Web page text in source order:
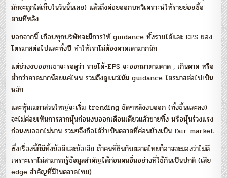
มักจะถูกไล่เก็บในวันนั้นเลย) แล้วถึงค่อยออกบทวิเคราะห์ให้รายย่อยซื้อ
ตามทีหลัง
นอกจากนี้ เกือบทุกบริษัทจะมีการให้ guidance ทั้งรายได้และ EPS ของ
ไตรมาสต่อไปและทั้งปี ทำให้เราไม่ต้องคาดเดามากนัก
แต่ช่วงงบออกเขาจะรอดูว่า รายได้-EPS จะออกมาตามคาด , เกินคาด หรือ
ต่ำกว่าคาดมากน้อยแค่ไหน รวมถึงดูแนวโน้ม guidance ไตรมาสต่อไปเป็น
หลัก
และหุ้นเมกาส่วนใหญ่จะเริ่ม trending ชัดๆหลังงบออก (ทั้งขึ้นและลง)
จะไม่ค่อยเห็นการลากหุ้นก่อนงบออกเดือนเดียวแล้วขายทิ้ง หรือหุ้นร่วงแรง
ก่อนงบออกไม่นาน รวมๆจึงถือได้ว่าเป็นตลาดที่ค่อนข้างเป็น fair market
ซึ่งเรื่องนี้ก็มีทั้งข้อดีและข้อเสีย ถ้าคนที่ชินกับตลาดไทยก็อาจจะมองว่าไม่ดี
เพราะเราไม่สามารถรู้ข้อมูลสำคัญได้ก่อนคนอื่นอย่างที่ใช้กันเป็นปกติ (เสีย
edge สำคัญที่มีในตลาดไทย)